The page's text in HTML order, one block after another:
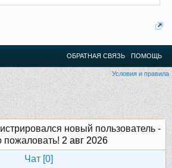
ОБРАТНАЯ СВЯЗЬ ПОМОЩЬ
Условия и правила
новый пользователь -
пожаловать! 2 авг 2026
Чат [0]